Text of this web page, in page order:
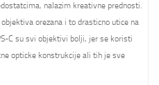
nalazim kreativne prednosti.
orezana i to drasticno utice na
C su svi objektivi bolji, jer se koristi
opticke konstrukcije ali tih je sve